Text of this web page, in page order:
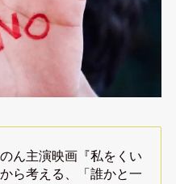
のん主演映画『私をくい
ら考える、「誰かと一